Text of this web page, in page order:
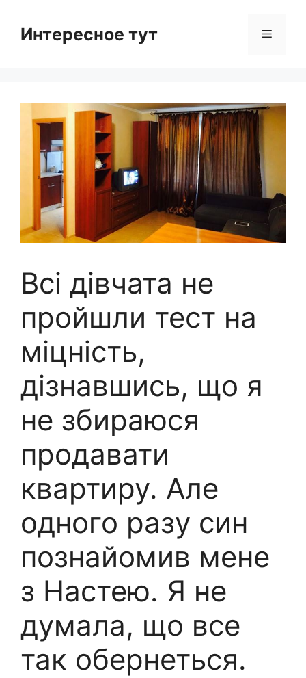
contentИнтересное тут Menu
Всі дівчата не
пройшли тест на
міцність,
дізнавшись, що я
не збираюся
продавати
квартиру. Але
одного разу син
познайомив мене
з Настею. Я не
думала, що все
так обернеться.